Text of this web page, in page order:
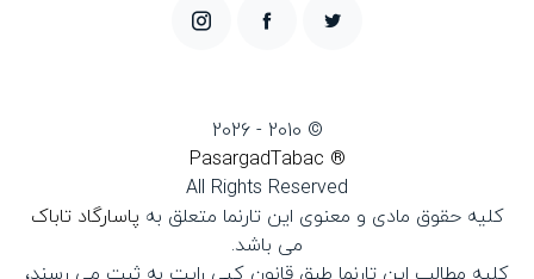
© 2010 - 2026
® PasargadTabac
All Rights Reserved
كليه حقوق مادی و معنوی اين تارنما متعلق به پاسارگاد تاباک
می باشد.